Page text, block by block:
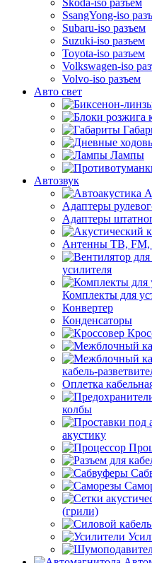
Skoda-iso разъем
SsangYong-iso
Subaru-iso разъем
Suzuki-iso разъем
Toyota-iso разъем
Volkswagen-iso
Volvo-iso разъем
Авто свет
Лампы
Автозвук
Адаптеры
Адаптеры
Антенны ТВ, FM,
усилителя
Комплекты для
Конвертер
Конденсаторы
кабель-
Оплетка
колбы
акустику
(грили)